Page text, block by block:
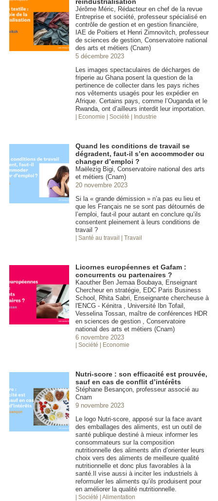
Jérôme Méric, Rédacteur en chef de la revue
Entreprise et société, professeur spécialisé en
contrôle de gestion et en gestion financière,
IAE de Poitiers et Henri Zimnovitch, professeur
de sciences de gestion, Conservatoire national
des arts et métiers (Cnam)
5 décembre 2023
Les images spectaculaires de décharges de
friperie au Ghana posent la question de la
pertinence de collecter dans les pays riches
nos vêtements usagés pour les expédier en
Afrique. Certains pays, comme l’Ouganda et le
Rwanda, ont d’ailleurs interdit leur importation.
| Economie | Société | Industrie
Quand les conditions de travail se
dégradent, faut-il s’en accommoder ou
changer d’emploi ?
Maëlezig Bigi, Conservatoire national des arts
et métiers (Cnam)
20 novembre 2023
Si la « grande démission » n’a pas eu lieu et
que les Français ne se sont pas détournés de
l’emploi, faut-il pour autant en conclure qu’ils
consentent pleinement à leurs conditions de
travail ?
| Santé au travail | Travail
Licornes européennes et Gafam :
concurrents ou partenaires ?
Kaouther Ben Jemaa Boubaya, Enseignant
Chercheur en stratégie, EDC Paris Business
School, Rhita Sabri, Enseignante chercheuse à
l'ENCG - Kénitra , Université Ibn Tofail,
Vesselina Tossan, maître de conférences HDR
en sciences de gestion , Conservatoire
national des arts et métiers (Cnam)
6 novembre 2023
| Société | Economie
Nutri-score : son efficacité est prouvée,
sauf en cas de conflit d’intérêts
Stéphane Besançon, professeur associé au
Cnam
9 novembre 2023
Le logo Nutri-score, apposé sur la face avant
des emballages des aliments, est un outil de
santé publique destiné à mieux informer les
consommateurs sur la composition
nutritionnelle des aliments afin d’orienter leurs
choix vers des aliments de meilleure qualité
nutritionnelle et donc plus favorables à la
santé.Il vise aussi à inciter les industriels à
reformuler les aliments qu’ils produisent pour
en améliorer la qualité nutritionnelle.
| Société | Alimentation